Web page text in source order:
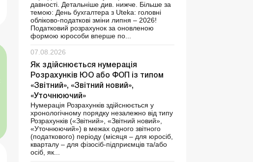
давності. Детальніше див. нижче. Більше за
темою: День бухгалтера з Uteka: головні
обліково-податкові зміни липня – 2026!
Податковий розрахунок за оновленою
формою юрособи вперше по...
07.08.2026
Як здійснюється нумерація
Розрахунків ЮО або ФОП із типом
«Звітний», «Звітний новий»,
«Уточнюючий»
Нумерація Розрахунків здійснюється у
хронологічному порядку незалежно від типу
Розрахунків («Звітний», «Звітний новий»,
«Уточнюючий») в межах одного звітного
(податкового) періоду (місяця – для юросіб,
кварталу – для фізосіб-підприємців та/або
осіб, як...